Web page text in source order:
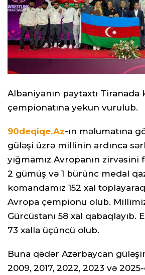
Albaniyanın paytaxtı
çempionatına yekun vurulub.
90deqiqe.Az-ın məlumatına
güləşi üzrə millinin ardınca
yığmamız Avropanın zirvəsini
2 gümüş və 1 bürünc medal
komandamız 152 xal
Avropa çempionu olub.
Gürcüstanı 58 xal qabaqlayıb.
73 xalla üçüncü olub.
Buna qədər Azərbaycan
2009, 2017, 2022, 2023 və